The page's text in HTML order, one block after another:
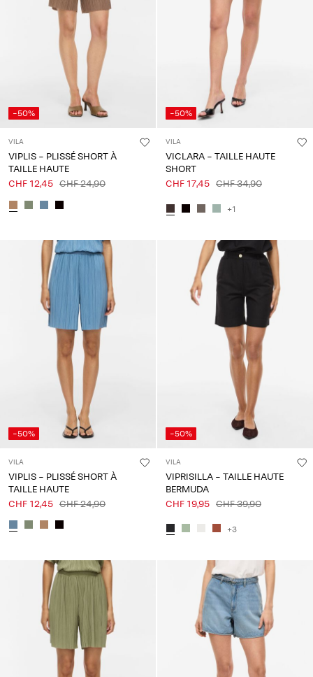
Suisse
/
-50%
VILA
VIPLIS - PLISSÉ SHORT À
TAILLE HAUTE
CHF 12,45 CHF 24,90
-50%
VILA
VICLARA - TAILLE HAUTE
SHORT
CHF 17,45 CHF 34,90
+1
-50%
VILA
VIPLIS - PLISSÉ SHORT À
TAILLE HAUTE
CHF 12,45 CHF 24,90
-50%
VILA
VIPRISILLA - TAILLE HAUTE
BERMUDA
CHF 19,95 CHF 39,90
+3